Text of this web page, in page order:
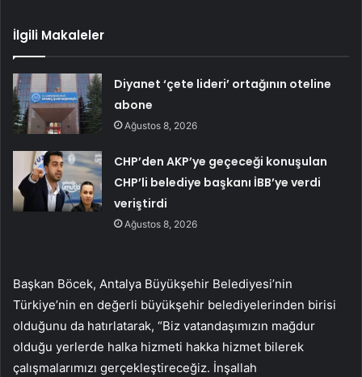
İlgili Makaleler
Diyanet ‘çete lideri’ ortağının oteline
abone
Ağustos 8, 2026
CHP’den AKP’ye geçeceği konuşulan
CHP’li belediye başkanı İBB’ye verdi
veriştirdi
Ağustos 8, 2026
Başkan Böcek, Antalya Büyükşehir Belediyesi’nin
Türkiye’nin en değerli büyükşehir belediyelerinden birisi
olduğunu da hatırlatarak, “Biz vatandaşımızın mağdur
olduğu yerlerde halka hizmeti hakka hizmet bilerek
çalışmalarımızı gerçekleştireceğiz. İnşallah